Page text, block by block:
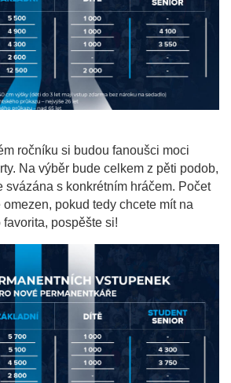
ročníku si budou fanoušci moci
Na výběr bude celkem z pěti podob,
svázána s konkrétním hráčem. Počet
pokud tedy chcete mít na
pospěšte si!